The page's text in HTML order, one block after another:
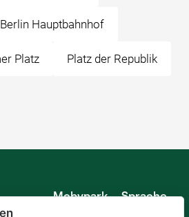
Berlin Hauptbahnhof
Platz Platz der Republik
Mobypark
Sprache